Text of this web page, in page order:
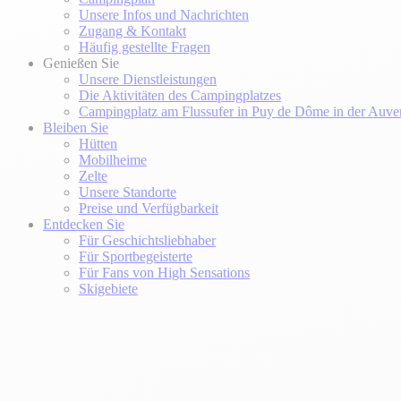
Unsere Infos und Nachrichten
Zugang & Kontakt
Häufig gestellte Fragen
Genießen Sie
Unsere Dienstleistungen
Die Aktivitäten des Campingplatzes
Campingplatz am Flussufer in Puy de Dôme in der
Bleiben Sie
Hütten
Mobilheime
Zelte
Unsere Standorte
Preise und Verfügbarkeit
Entdecken Sie
Für Geschichtsliebhaber
Für Sportbegeisterte
Für Fans von High Sensations
Skigebiete